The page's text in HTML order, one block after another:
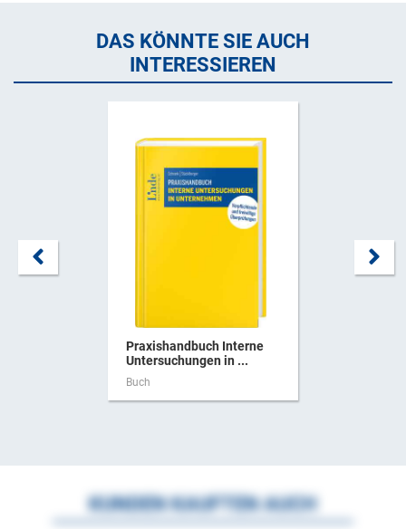
DAS KÖNNTE SIE AUCH
INTERESSIEREN
Praxishandbuch Interne
Untersuchungen in ...
Buch
KUNDEN KAUFTEN AUCH